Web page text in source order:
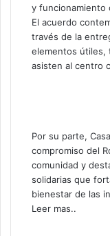
y funcionamiento
El acuerdo
través de la
elementos útiles,
asisten al centro
Por su parte,
compromiso del
comunidad y
solidarias que
bienestar de las
Leer mas..